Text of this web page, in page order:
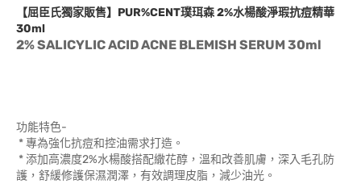
【屈臣氏獨家販售】PUR%CENT璞珥森 2%水楊酸淨瑕抗痘精華
30ml
2% SALICYLIC ACID ACNE BLEMISH SERUM 30ml
功能特色-
* 專為強化抗痘和控油需求打造。
* 添加高濃度2%水楊酸搭配繖花醇，溫和改善肌膚，深入毛孔防
護，舒緩修護保濕潤澤，有效調理皮脂，減少油光。